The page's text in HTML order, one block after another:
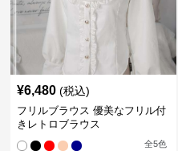
¥6,480 (税込)
フリルブラウス 優美なフリル付
きレトロブラウス
全5色